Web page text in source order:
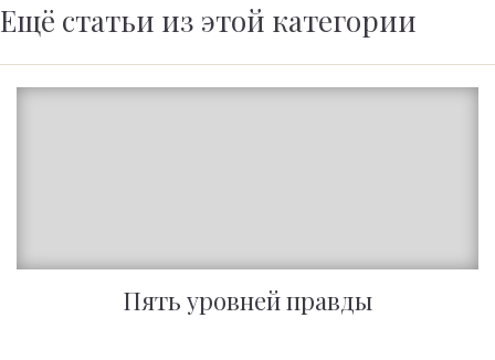
Ещё статьи из этой категории
Пять уровней правды